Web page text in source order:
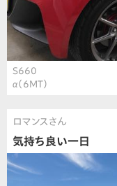
S660
α（6MT）
ロマンスさん
気持ち良い一日